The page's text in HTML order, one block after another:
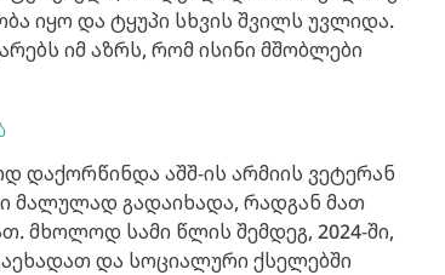
იყო და ტყუპი სხვის შვილს უვლიდა.
იმ აზრს, რომ ისინი მშობლები
დაქორწინდა აშშ-ის არმიის ვეტერან
მალულად გადაიხადა, რადგან მათ
მხოლოდ სამი წლის შემდეგ, 2024-ში,
და სოციალური ქსელებში